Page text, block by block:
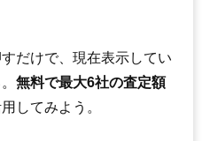
だけで、現在表示してい
無料で最大6社の査定額
してみよう。